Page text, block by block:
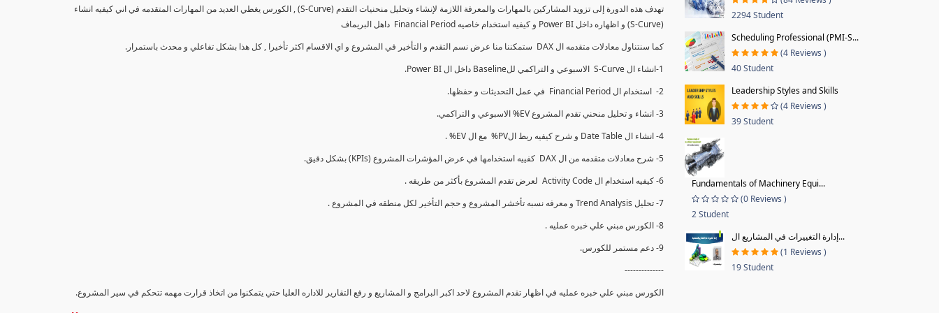
تهدف هذه الدورة إلى تزويد المشاركين بالمهارات والمعرفة اللازمة لإنشاء وتحليل منحنيات التقدم (S-Curve) , الكورس يغطي العديد من المهارات المتقدمه في اني كيفيه انشاء
(S-Curve) و اظهاره داخل Power BI و كيفيه استخدام خاصيه Financial Period داهل البريماف
كما سنتناول معادلات متقدمه ال DAX ستمكننا منا عرض نسم التقدم و التأخير في المشروع و اي الاقسام اكثر تأخيرا , كل هذا بشكل تفاعلي و محدث باستمرار.
1-انشاء ال S-Curve الاسبوعي و التراكمي للBaseline داخل ال Power BI.
2- استخدام ال Financial Period في عمل التحديثات و حفظها.
3- انشاء و تحليل منحني تقدم المشروع EV% الاسبوعي و التراكمي.
4- انشاء ال Date Table و شرح كيفيه ربط الPV% مع ال EV% .
5- شرح معادلات متقدمه من ال DAX كفييه استخدامها في عرض المؤشرات المشروع (KPIs) بشكل دقيق.
6- كيفيه استخدام ال Activity Code لعرض تقدم المشروع بأكثر من طريقه .
7- تحليل Trend Analysis و معرفه نسبه تأخشر المشروع و حجم التأخير لكل منطقه في المشروع .
8- الكورس مبني علي خبره عمليه .
9- دعم مستمر للكورس.
--------------
الكورس مبني علي خبره عمليه في اظهار تقدم المشروع لاحد اكبر البرامج و المشاريع و رفع التقارير للاداره العليا حتي يتمكنوا من اتخاذ قرارت مهمه تتحكم في سير المشروع.
2294 Student
Scheduling Professional (PMI-S...
(4 Reviews )
40 Student
Leadership Styles and Skills
(4 Reviews )
39 Student
Fundamentals of Machinery Equi...
(0 Reviews )
2 Student
إدارة التغييرات في المشاريع ال...
(1 Reviews )
19 Student